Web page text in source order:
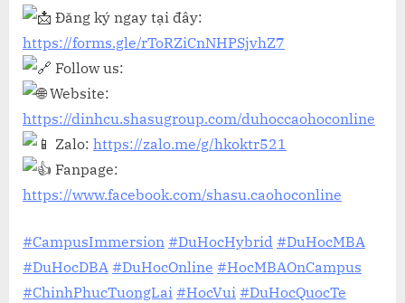
Đăng ký ngay tại đây:
https://forms.gle/rToRZiCnNHPSjvhZ7
Follow us:
Website:
https://dinhcu.shasugroup.com/duhoccaohoconline
Zalo: https://zalo.me/g/hkoktr521
Fanpage:
https://www.facebook.com/shasu.caohoconline
#CampusImmersion #DuHocHybrid #DuHocMBA
#DuHocDBA #DuHocOnline #HocMBAOnCampus
#ChinhPhucTuongLai #HocVui #DuHocQuocTe